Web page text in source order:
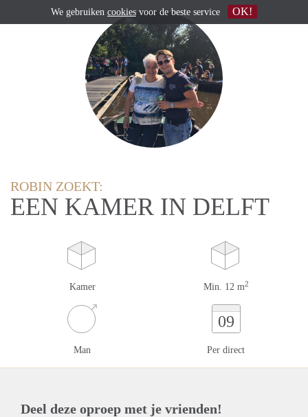
ROBIN ZOEKT:
EEN KAMER IN DELFT
Kamer Min. 12 m2
Man
09
Per direct
Deel deze oproep met je vrienden!
We gebruiken cookies voor de beste service OK!